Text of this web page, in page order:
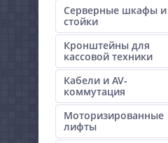
Серверные шкафы и
стойки
Кронштейны для
кассовой техники
Кабели и AV-
коммутация
Моторизированные
лифты